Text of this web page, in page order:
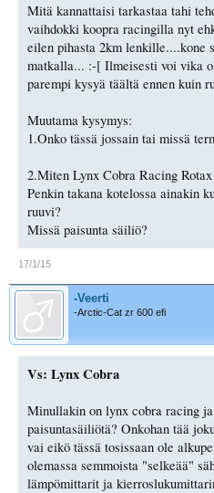
Mitä kannattaisi tarkastaa tahi
vaihdokki koopra racingilla nyt
eilen pihasta 2km lenkille....kone
matkalla... :-[ Ilmeisesti voi vika
parempi kysyä täältä ennen kuin
Muutama kysymys:
1.Onko tässä jossain tai missä
2.Miten Lynx Cobra Racing
Penkin takana kotelossa ainakin
ruuvi?
Missä paisunta säiliö?
17/1/15
-Veerti
-Arctic-Cat zr 600 efi
Vs: Lynx Cobra
Minullakin on lynx cobra racing
paisuntasäiliötä? Onkohan tää
vai eikö tässä tosissaan ole
olemassa semmoista "selkeää"
lämpömittarit ja